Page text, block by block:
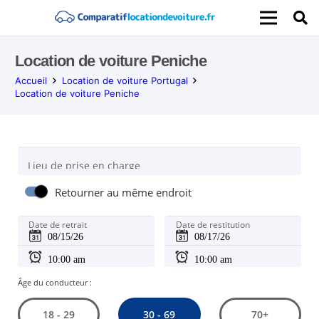
Location de voiture Peniche
Accueil
Location de voiture Portugal
Location de voiture Peniche
Lieu de prise en charge
Retourner au même endroit
Date de retrait Date de restitution
Âge du conducteur :
18 - 29 30 - 69 70+